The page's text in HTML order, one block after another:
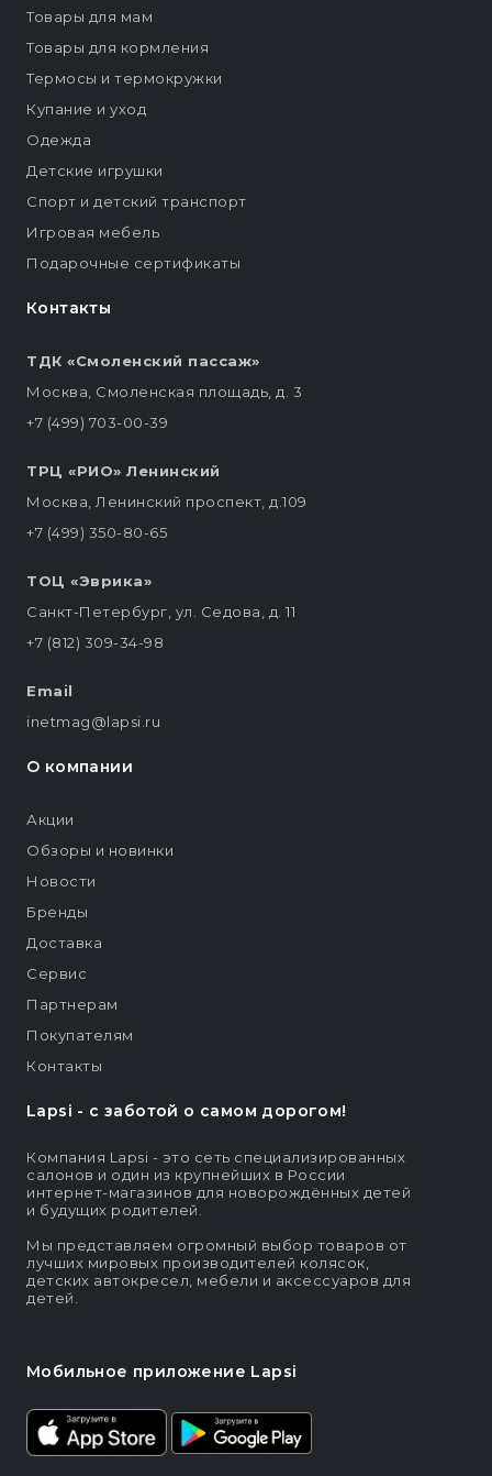
Lapsi - c заботой о самом дорогом!
Компания Lapsi - это сеть специализированных
салонов и один из крупнейших в России
интернет-магазинов для новорождённых детей
и будущих родителей.
Мы представляем огромный выбор товаров от
лучших мировых производителей колясок,
детских автокресел, мебели и аксессуаров для
детей.
Мобильное приложение Lapsi
Контакты
ТДК «Смоленский пассаж»
Москва, Смоленская площадь, д. 3
+7 (499) 703-00-39
ТРЦ «РИО» Ленинский
Москва, Ленинский проспект, д.109
+7 (499) 350-80-65
ТОЦ «Эврика»
Санкт-Петербург, ул. Седова, д. 11
+7 (812) 309-34-98
Email
inetmag@lapsi.ru
Товары для мам
Товары для кормления
Термосы и термокружки
Купание и уход
Одежда
Детские игрушки
Спорт и детский транспорт
Игровая мебель
Подарочные сертификаты
О компании
Акции
Обзоры и новинки
Новости
Бренды
Доставка
Сервис
Партнерам
Покупателям
Контакты